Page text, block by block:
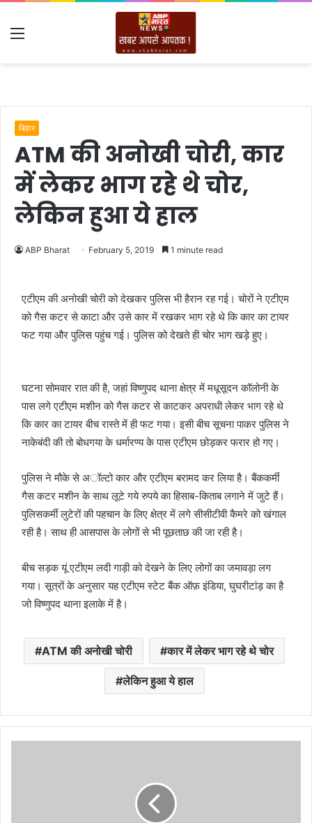
Menu
बिहार
ATM की अनोखी चोरी, कार
में लेकर भाग रहे थे चोर,
लेकिन हुआ ये हाल
ABP Bharat February 5, 2019 1 minute read
एटीएम की अनोखी चोरी को देखकर पुलिस भी हैरान रह गई। चोरों ने एटीएम
को गैस कटर से काटा और उसे कार में रखकर भाग रहे थे कि कार का टायर
फट गया और पुलिस पहुंच गई। पुलिस को देखते ही चोर भाग खड़े हुए।
घटना सोमवार रात की है, जहां विष्णुपद थाना क्षेत्र में मधूसूदन कॉलोनी के
पास लगे एटीएम मशीन को गैस कटर से काटकर अपराधी लेकर भाग रहे थे
कि कार का टायर बीच रास्ते में ही फट गया। इसी बीच सूचना पाकर पुलिस ने
नाकेबंदी की तो बोधगया के धर्मारण्य के पास एटीएम छोड़कर फरार हो गए।
पुलिस ने मौके से अॉल्टो कार और एटीएम बरामद कर लिया है। बैंककर्मी
गैस कटर मशीन के साथ लूटे गये रुपये का हिसाब-किताब लगाने में जुटे हैं।
पुलिसकर्मी लुटेरों की पहचान के लिए क्षेत्र में लगे सीसीटीवी कैमरे को खंगाल
रही है। साथ ही आसपास के लोगों से भी पूछताछ की जा रही है।
बीच सड़क यूं एटीएम लदी गाड़ी को देखने के लिए लोगों का जमावड़ा लग
गया। सूत्रों के अनुसार यह एटीएम स्टेट बैंक ऑफ़ इंडिया, घुघरीटांड़ का है
जो विष्णुपद थाना इलाके में है।
ATM की अनोखी चोरी कार में लेकर भाग रहे थे चोर
लेकिन हुआ ये हाल